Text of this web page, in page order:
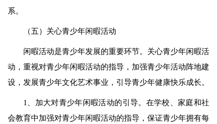
系。
（五）关心青少年闲暇活动
闲暇活动是青少年发展的重要环节。关心青少年闲暇活
动，重视对青少年闲暇活动的指导，加强青少年活动阵地建
设，发展青少年文化艺术事业，引导青少年健康快乐成长。
1 、加大对青少年闲暇活动的引导。 在学校、家庭和社
会教育中加强对青少年闲暇活动的指导，保证青少年拥有每